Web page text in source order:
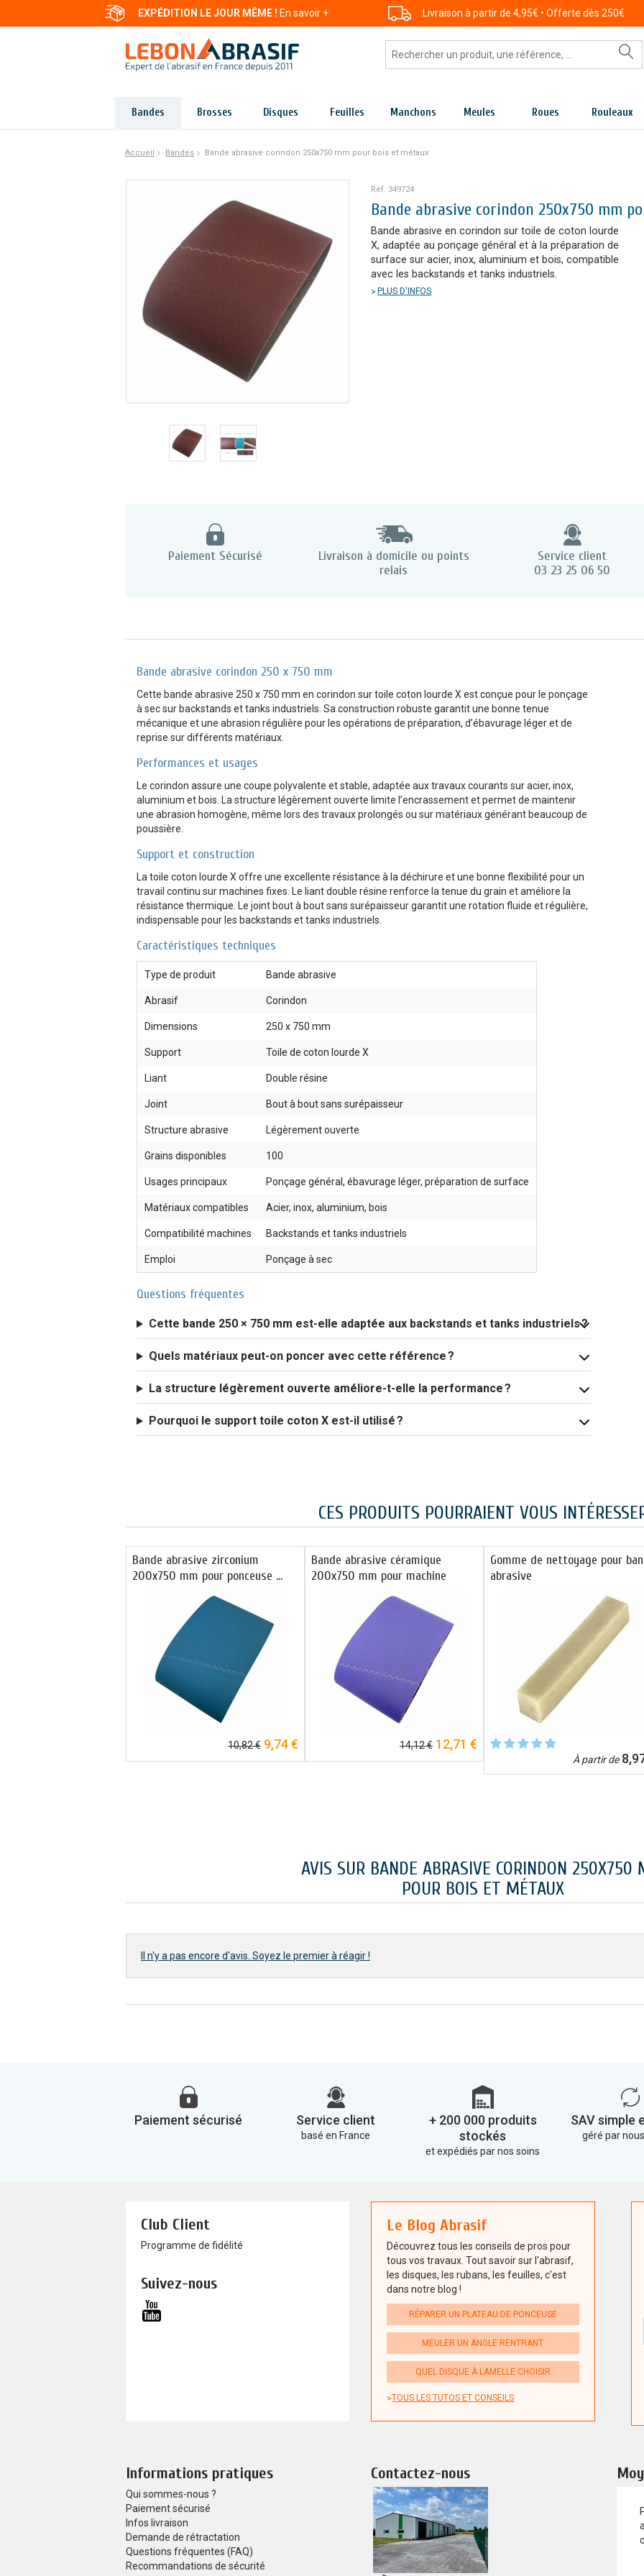
EXPÉDITION LE JOUR MÊME ! En savoir + Livraison à partir de 4,95€ • Offerte dès 250€
Bandes Brosses Disques Feuilles Manchons Meules Roues Rouleaux
Accueil Bandes Bande abrasive corindon 250x750 mm pour bois et métaux
Réf. 349724
Bande abrasive corindon 250x750 mm
Bande abrasive en corindon sur toile de coton lourde
X, adaptée au ponçage général et à la préparation de
surface sur acier, inox, aluminium et bois, compatible
avec les backstands et tanks industriels.
PLUS D'INFOS
Paiement Sécurisé
Livraison à domicile ou points
relais
Service client
03 23 25 06 50
Bande abrasive corindon 250 x 750 mm
Cette bande abrasive 250 x 750 mm en corindon sur toile coton lourde X est conçue pour le ponçage
à sec sur backstands et tanks industriels. Sa construction robuste garantit une bonne tenue
mécanique et une abrasion régulière pour les opérations de préparation, d’ébavurage léger et de
reprise sur différents matériaux.
Performances et usages
Le corindon assure une coupe polyvalente et stable, adaptée aux travaux courants sur acier, inox,
aluminium et bois. La structure légèrement ouverte limite l’encrassement et permet de maintenir
une abrasion homogène, même lors des travaux prolongés ou sur matériaux générant beaucoup de
poussière.
Support et construction
La toile coton lourde X offre une excellente résistance à la déchirure et une bonne flexibilité pour un
travail continu sur machines fixes. Le liant double résine renforce la tenue du grain et améliore la
résistance thermique. Le joint bout à bout sans surépaisseur garantit une rotation fluide et régulière,
indispensable pour les backstands et tanks industriels.
Caractéristiques techniques
Type de produit Bande abrasive
Abrasif Corindon
Dimensions 250 x 750 mm
Support Toile de coton lourde X
Liant Double résine
Joint Bout à bout sans surépaisseur
Structure abrasive Légèrement ouverte
Grains disponibles 100
Usages principaux Ponçage général, ébavurage léger, préparation de surface
Matériaux compatibles Acier, inox, aluminium, bois
Compatibilité machines Backstands et tanks industriels
Emploi Ponçage à sec
Questions fréquentes
Cette bande 250 × 750 mm est-elle adaptée aux backstands et tanks industriels ?
Quels matériaux peut-on poncer avec cette référence ?
La structure légèrement ouverte améliore-t-elle la performance ?
Pourquoi le support toile coton X est-il utilisé ?
CES PRODUITS POURRAIENT VOUS
Bande abrasive zirconium
200x750 mm pour ponceuse …
10,82 € 9,74 €
Bande abrasive céramique
200x750 mm pour machine
14,12 € 12,71 €
Gomme de nettoyage pour
abrasive
À partir de
AVIS SUR BANDE ABRASIVE CORINDON 250X750
POUR BOIS ET MÉTAUX
Il n'y a pas encore d'avis. Soyez le premier à réagir !
Paiement sécurisé Service client
basé en France
+ 200 000 produits
stockés
et expédiés par nos soins
SAV simple
géré par
Club Client
Programme de fidélité
Suivez-nous
Le Blog Abrasif
Découvrez tous les conseils de pros pour
tous vos travaux. Tout savoir sur l'abrasif,
les disques, les rubans, les feuilles, c'est
dans notre blog !
RÉPARER UN PLATEAU DE PONCEUSE
MEULER UN ANGLE RENTRANT
QUEL DISQUE À LAMELLE CHOISIR
TOUS LES TUTOS ET CONSEILS
Informations pratiques
Qui sommes-nous ?
Paiement sécurisé
Infos livraison
Demande de rétractation
Questions fréquentes (FAQ)
Recommandations de sécurité
Contactez-nous